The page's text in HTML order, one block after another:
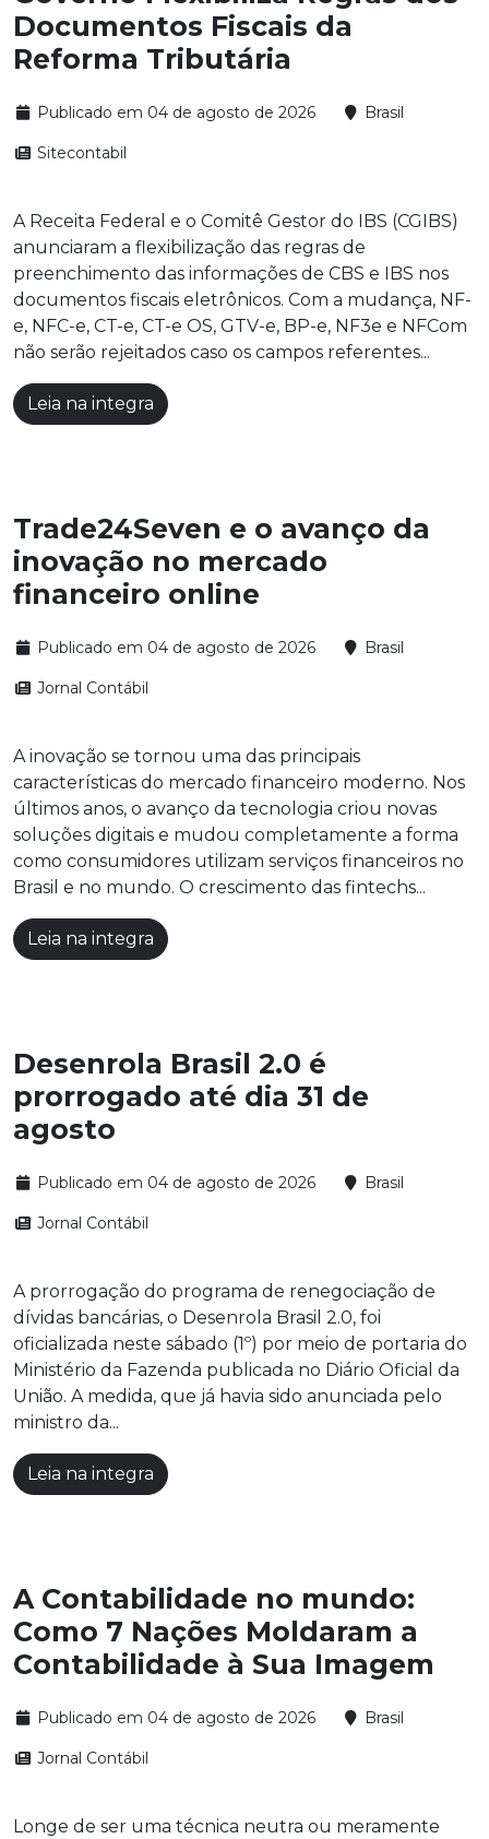
Documentos Fiscais da
Reforma Tributária
Publicado em 04 de agosto de 2026 Brasil
Sitecontabil
A Receita Federal e o Comitê Gestor do IBS (CGIBS)
anunciaram a flexibilização das regras de
preenchimento das informações de CBS e IBS nos
documentos fiscais eletrônicos. Com a mudança, NF-
e, NFC-e, CT-e, CT-e OS, GTV-e, BP-e, NF3e e NFCom
não serão rejeitados caso os campos referentes...
Leia na integra
Trade24Seven e o avanço da
inovação no mercado
financeiro online
Publicado em 04 de agosto de 2026 Brasil
Jornal Contábil
A inovação se tornou uma das principais
características do mercado financeiro moderno. Nos
últimos anos, o avanço da tecnologia criou novas
soluções digitais e mudou completamente a forma
como consumidores utilizam serviços financeiros no
Brasil e no mundo. O crescimento das fintechs...
Leia na integra
Desenrola Brasil 2.0 é
prorrogado até dia 31 de
agosto
Publicado em 04 de agosto de 2026 Brasil
Jornal Contábil
A prorrogação do programa de renegociação de
dívidas bancárias, o Desenrola Brasil 2.0, foi
oficializada neste sábado (1º) por meio de portaria do
Ministério da Fazenda publicada no Diário Oficial da
União. A medida, que já havia sido anunciada pelo
ministro da...
Leia na integra
A Contabilidade no mundo:
Como 7 Nações Moldaram a
Contabilidade à Sua Imagem
Publicado em 04 de agosto de 2026 Brasil
Jornal Contábil
Longe de ser uma técnica neutra ou meramente